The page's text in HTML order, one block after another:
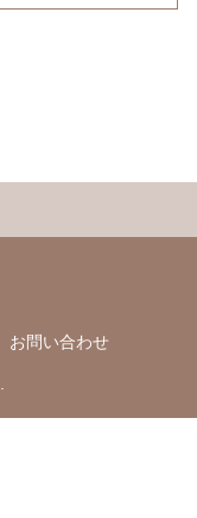
お問い合わせ